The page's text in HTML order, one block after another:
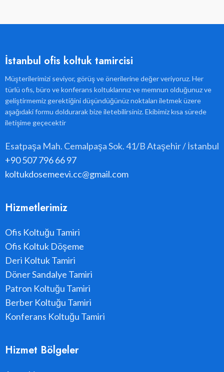
İstanbul ofis koltuk tamircisi
Müşterilerimizi seviyor, görüş ve önerilerine değer veriyoruz. Her
türlü ofis, büro ve konferans koltuklarınız ve memnun olduğunuz ve
geliştirmemiz gerektiğini düşündüğünüz noktaları iletmek üzere
aşağıdaki formu doldurarak bize iletebilirsiniz. Ekibimiz kısa sürede
iletişime geçecektir
Esatpaşa Mah. Cemalpaşa Sok. 41/B Ataşehir / İstanbul
+90 507 796 66 97
koltukdosemeevi.cc@gmail.com
Hizmetlerimiz
Ofis Koltuğu Tamiri
Ofis Koltuk Döşeme
Deri Koltuk Tamiri
Döner Sandalye Tamiri
Patron Koltuğu Tamiri
Berber Koltuğu Tamiri
Konferans Koltuğu Tamiri
Hizmet Bölgeler